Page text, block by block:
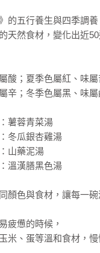
的五行養生與四季調
天然食材，變化出近
酸；夏季色屬紅、味屬
辛；冬季色屬黑、味屬
薯蓉青菜湯
冬瓜銀杏雞湯
山藥泥湯
溫漢膳黑色湯
顏色與食材，讓每一
疲憊的時候，
米、蛋等溫和食材，慢